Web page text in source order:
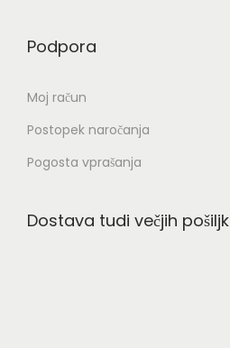
Podpora
Moj račun
Postopek naročanja
Pogosta vprašanja
Dostava tudi večjih pošiljk